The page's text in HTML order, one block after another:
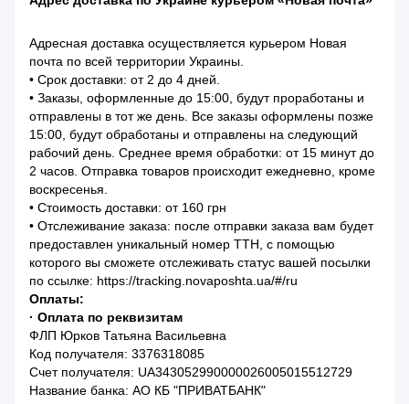
Адресная доставка осуществляется курьером Новая
почта по всей территории Украины.
• Срок доставки: от 2 до 4 дней.
• Заказы, оформленные до 15:00, будут проработаны и
отправлены в тот же день. Все заказы оформлены позже
15:00, будут обработаны и отправлены на следующий
рабочий день. Среднее время обработки: от 15 минут до
2 часов. Отправка товаров происходит ежедневно, кроме
воскресенья.
• Стоимость доставки: от 160 грн
• Отслеживание заказа: после отправки заказа вам будет
предоставлен уникальный номер ТТН, с помощью
которого вы сможете отслеживать статус вашей посылки
по ссылке: https://tracking.novaposhta.ua/#/ru
Оплаты:
· Оплата по реквизитам
ФЛП Юрков Татьяна Васильевна
Код получателя: 3376318085
Счет получателя: UA343052990000026005015512729
Название банка: АО КБ "ПРИВАТБАНК"